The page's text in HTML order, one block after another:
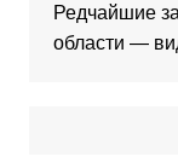
Редчайшие
области —